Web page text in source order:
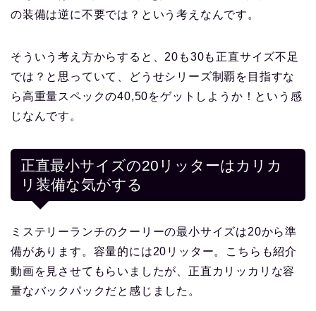
の装備は逆に不要では？という考えなんです。
そういう考え方からすると、20も30も正直サイズ不足
では？と思っていて、どうせシリーズ制覇を目指すな
ら高重量スペックの40,50をゲットしようか！という感
じなんです。
正直最小サイズの20リッターはカリカ
リ装備な気がする
ミステリーランチのクーリーの最小サイズは20から準
備があります。容量的には20リッター。こちらも紹介
動画を見させてもらいましたが、正直カリッカリな容
量なバックパックだと感じました。